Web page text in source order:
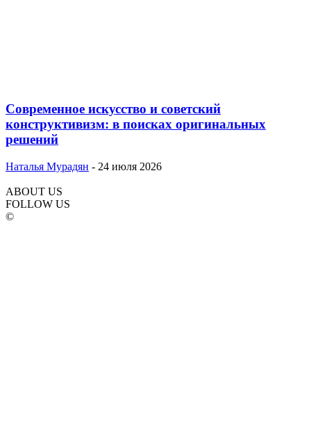
Современное искусство и советский
конструктивизм: в поисках оригинальных
решений
Наталья Мурадян - 24 июля 2026
ABOUT US
FOLLOW US
©